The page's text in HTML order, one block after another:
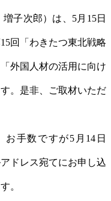
子次郎）は、5月15日
回「わきたつ東北戦略
外国人材の活用に向け
。是非、ご取材いただ
手数ですが5月14日
ドレス宛てにお申し込
。